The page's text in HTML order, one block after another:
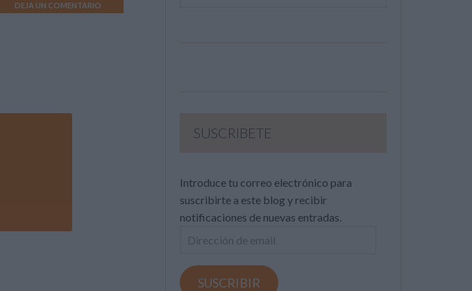
DEJA UN COMENTARIO
SUSCRIBETE
Introduce tu correo electrónico para
suscribirte a este blog y recibir
notificaciones de nuevas entradas.
Dirección
email
SUSCRIBIR